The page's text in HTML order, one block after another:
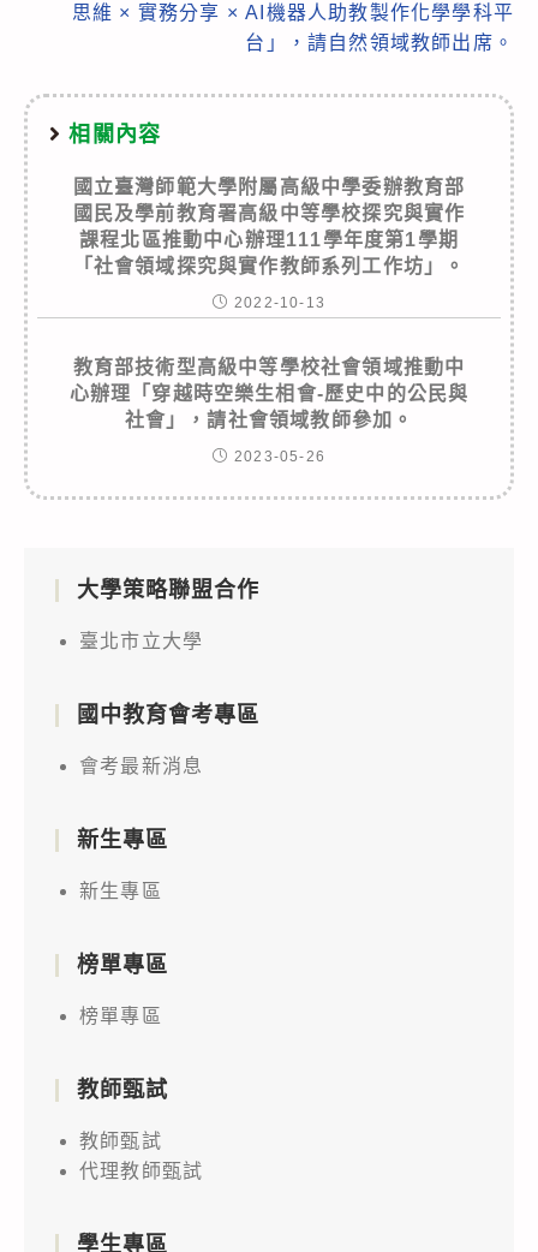
思維 × 實務分享 × AI機器人助教製作化學學科平
台」，請自然領域教師出席。
相關內容
國立臺灣師範大學附屬高級中學委辦教育部
國民及學前教育署高級中等學校探究與實作
課程北區推動中心辦理111學年度第1學期
「社會領域探究與實作教師系列工作坊」。
2022-10-13
教育部技術型高級中等學校社會領域推動中
心辦理「穿越時空樂生相會-歷史中的公民與
社會」，請社會領域教師參加。
2023-05-26
大學策略聯盟合作
臺北市立大學
國中教育會考專區
會考最新消息
新生專區
新生專區
榜單專區
榜單專區
教師甄試
教師甄試
代理教師甄試
學生專區